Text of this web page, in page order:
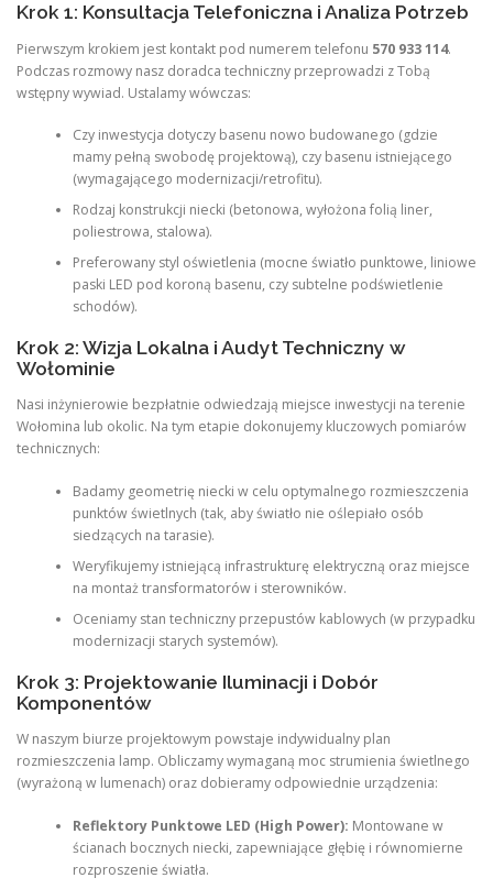
Krok 1: Konsultacja Telefoniczna i Analiza Potrzeb
Pierwszym krokiem jest kontakt pod numerem telefonu 570 933 114.
Podczas rozmowy nasz doradca techniczny przeprowadzi z Tobą
wstępny wywiad. Ustalamy wówczas:
Czy inwestycja dotyczy basenu nowo budowanego (gdzie
mamy pełną swobodę projektową), czy basenu istniejącego
(wymagającego modernizacji/retrofitu).
Rodzaj konstrukcji niecki (betonowa, wyłożona folią liner,
poliestrowa, stalowa).
Preferowany styl oświetlenia (mocne światło punktowe, liniowe
paski LED pod koroną basenu, czy subtelne podświetlenie
schodów).
Krok 2: Wizja Lokalna i Audyt Techniczny w
Wołominie
Nasi inżynierowie bezpłatnie odwiedzają miejsce inwestycji na terenie
Wołomina lub okolic. Na tym etapie dokonujemy kluczowych pomiarów
technicznych:
Badamy geometrię niecki w celu optymalnego rozmieszczenia
punktów świetlnych (tak, aby światło nie oślepiało osób
siedzących na tarasie).
Weryfikujemy istniejącą infrastrukturę elektryczną oraz miejsce
na montaż transformatorów i sterowników.
Oceniamy stan techniczny przepustów kablowych (w przypadku
modernizacji starych systemów).
Krok 3: Projektowanie Iluminacji i Dobór
Komponentów
W naszym biurze projektowym powstaje indywidualny plan
rozmieszczenia lamp. Obliczamy wymaganą moc strumienia świetlnego
(wyrażoną w lumenach) oraz dobieramy odpowiednie urządzenia:
Reflektory Punktowe LED (High Power): Montowane w
ścianach bocznych niecki, zapewniające głębię i równomierne
rozproszenie światła.